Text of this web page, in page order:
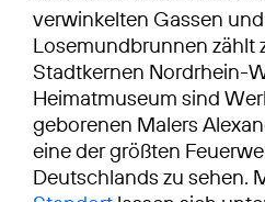
verwinkelten Gassen
Losemundbrunnen zählt
Stadtkernen Nordrhein-
Heimatmuseum sind
geborenen Malers
eine der größten
Deutschlands zu sehen.